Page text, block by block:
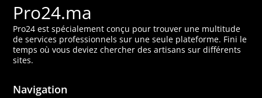
Pro24.ma
Pro24 est spécialement conçu pour trouver une multitude
de services professionnels sur une seule plateforme. Fini le
temps où vous deviez chercher des artisans sur différents
sites.
Navigation